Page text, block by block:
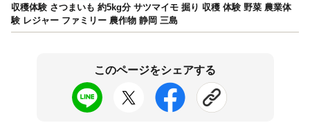
収穫体験 さつまいも 約5kg分 サツマイモ 掘り 収穫 体験 野菜 農業体
験 レジャー ファミリー 農作物 静岡 三島
このページをシェアする